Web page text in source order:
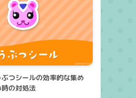
ぶつシールの効率的な集め
の対処法